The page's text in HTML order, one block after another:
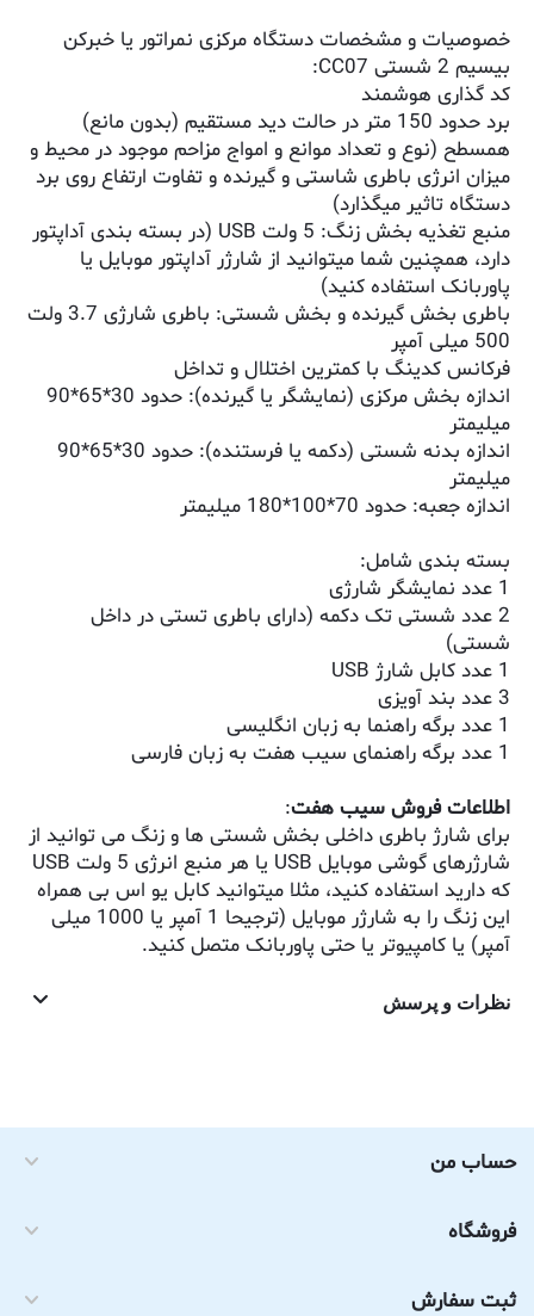
خصوصیات و مشخصات دستگاه مرکزی نمراتور یا خبرکن
بیسیم 2 شستی CC07:
کد گذاری هوشمند
برد حدود 150 متر در حالت دید مستقیم (بدون مانع)
همسطح (نوع و تعداد موانع و امواج مزاحم موجود در محیط و
میزان انرژی باطری شاستی و گیرنده و تفاوت ارتفاع روی برد
دستگاه تاثیر میگذارد)
منبع تغذیه بخش زنگ: 5 ولت USB (در بسته بندی آداپتور
دارد، همچنین شما میتوانید از شارژر آداپتور موبایل یا
پاوربانک استفاده کنید)
باطری بخش گیرنده و بخش شستی: باطری شارژی 3.7 ولت
500 میلی آمپر
فرکانس کدینگ با کمترین اختلال و تداخل
اندازه بخش مرکزی (نمایشگر یا گیرنده): حدود 30*65*90
میلیمتر
اندازه بدنه شستی (دکمه یا فرستنده): حدود 30*65*90
میلیمتر
اندازه جعبه: حدود 70*100*180 میلیمتر
بسته بندی شامل:
1 عدد نمایشگر شارژی
2 عدد شستی تک دکمه (دارای باطری تستی در داخل
شستی)
1 عدد کابل شارژ USB
3 عدد بند آویزی
1 عدد برگه راهنما به زبان انگلیسی
1 عدد برگه راهنمای سیب هفت به زبان فارسی
اطلاعات فروش سیب هفت:
برای شارژ باطری داخلی بخش شستی ها و زنگ می توانید از
شارژرهای گوشی موبایل USB یا هر منبع انرژی 5 ولت USB
که دارید استفاده کنید، مثلا میتوانید کابل یو اس بی همراه
این زنگ را به شارژر موبایل (ترجیحا 1 آمپر یا 1000 میلی
آمپر) یا کامپیوتر یا حتی پاوربانک متصل کنید.
نظرات و پرسش
حساب من
فروشگاه
ثبت سفارش